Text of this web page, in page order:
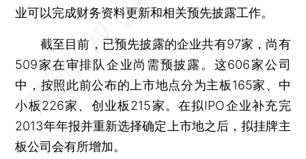
业可以完成财务资料更新和相关预先披露工作。
截至目前，已预先披露的企业共有97家，尚有
509家在审排队企业尚需预披露。这606家公司
中，按照此前公布的上市地点分为主板165家、中
小板226家、创业板215家。在拟IPO企业补充完
2013年年报并重新选择确定上市地之后，拟挂牌主
板公司会有所增加。